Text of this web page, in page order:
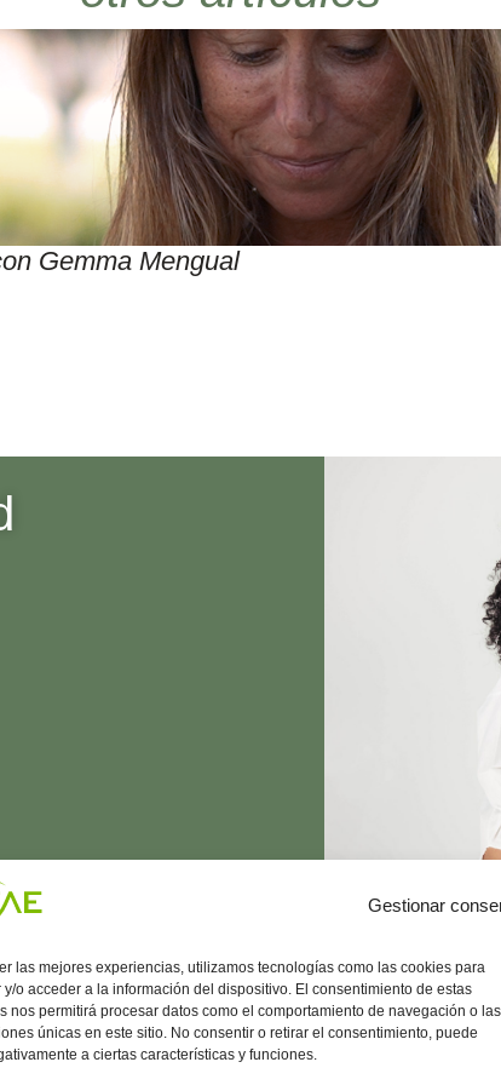
Gestionar
las mejores experiencias, utilizamos tecnologías como las cookies para
y/o acceder a la información del dispositivo. El consentimiento de estas
nos permitirá procesar datos como el comportamiento de navegación o las
únicas en este sitio. No consentir o retirar el consentimiento, puede
a ciertas características y funciones.
Gemma Mengual